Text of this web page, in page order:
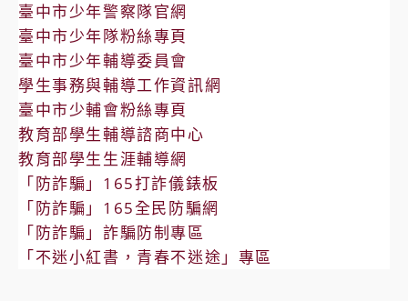
臺中市少年警察隊官網
臺中市少年隊粉絲專頁
臺中市少年輔導委員會
學生事務與輔導工作資訊網
臺中市少輔會粉絲專頁
教育部學生輔導諮商中心
教育部學生生涯輔導網
「防詐騙」165打詐儀錶板
「防詐騙」165全民防騙網
「防詐騙」詐騙防制專區
「不迷小紅書，青春不迷途」專區